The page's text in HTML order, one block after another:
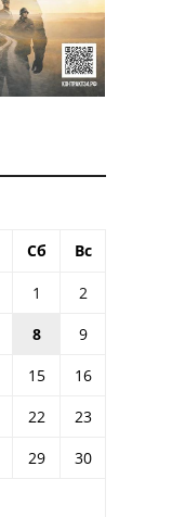
Сб Вс
1
2
8
9
15
16
22
23
29
30